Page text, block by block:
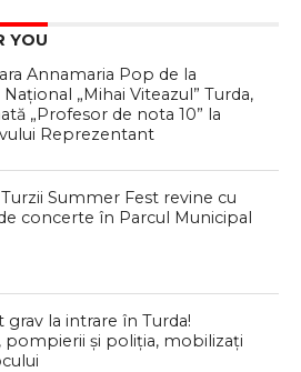
YOU
Annamaria Pop de la
„Mihai Viteazul” Turda,
„Profesor de nota 10” la
Reprezentant
Summer Fest revine cu
concerte în Parcul Municipal
grav la intrare în Turda!
pompierii și poliția, mobilizați